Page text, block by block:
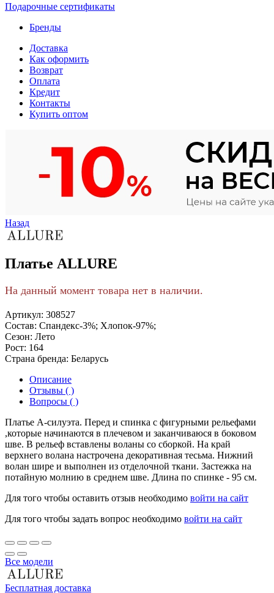
Подарочные сертификаты
Бренды
Доставка
Как оформить
Возврат
Оплата
Кредит
Контакты
Купить оптом
Назад
Платье ALLURE
На данный момент товара нет в наличии.
Артикул: 308527
Состав: Спандекс-3%; Хлопок-97%;
Сезон: Лето
Рост: 164
Страна бренда: Беларусь
Описание
Отзывы ( )
Вопросы ( )
Платье А-силуэта. Перед и спинка с фигурными рельефами
,которые начинаются в плечевом и заканчиваюся в боковом
шве. В рельеф вставлены воланы со сборкой. На край
верхнего волана настрочена декоративная тесьма. Нижний
волан шире и выполнен из отделочной ткани. Застежка на
потайную молнию в среднем шве. Длина по спинке - 95 см.
Для того чтобы оставить отзыв необходимо войти на сайт
Для того чтобы задать вопрос необходимо войти на сайт
Все модели
Бесплатная доставка